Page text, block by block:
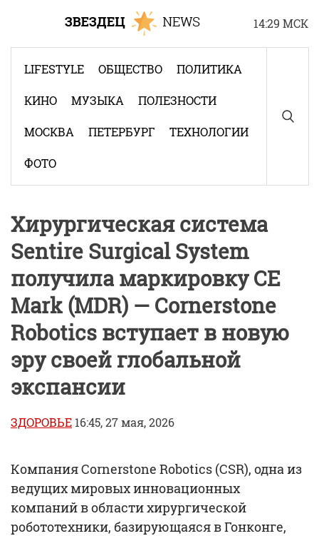
14:29 МСК
LIFESTYLE ОБЩЕСТВО ПОЛИТИКА
КИНО МУЗЫКА ПОЛЕЗНОСТИ
МОСКВА ПЕТЕРБУРГ ТЕХНОЛОГИИ
ФОТО
Хирургическая система
Sentire Surgical System
получила маркировку CE
Mark (MDR) — Cornerstone
Robotics вступает в новую
эру своей глобальной
экспансии
ЗДОРОВЬЕ 16:45, 27 мая, 2026
Компания Cornerstone Robotics (CSR), одна из
ведущих мировых инновационных
компаний в области хирургической
робототехники, базирующаяся в Гонконге,